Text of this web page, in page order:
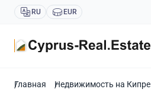
RU EUR
Главная Недвижимость на Кипре